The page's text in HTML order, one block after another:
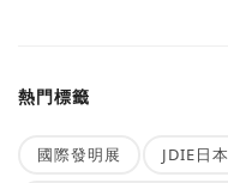
熱門標籤
國際發明展 JDIE日